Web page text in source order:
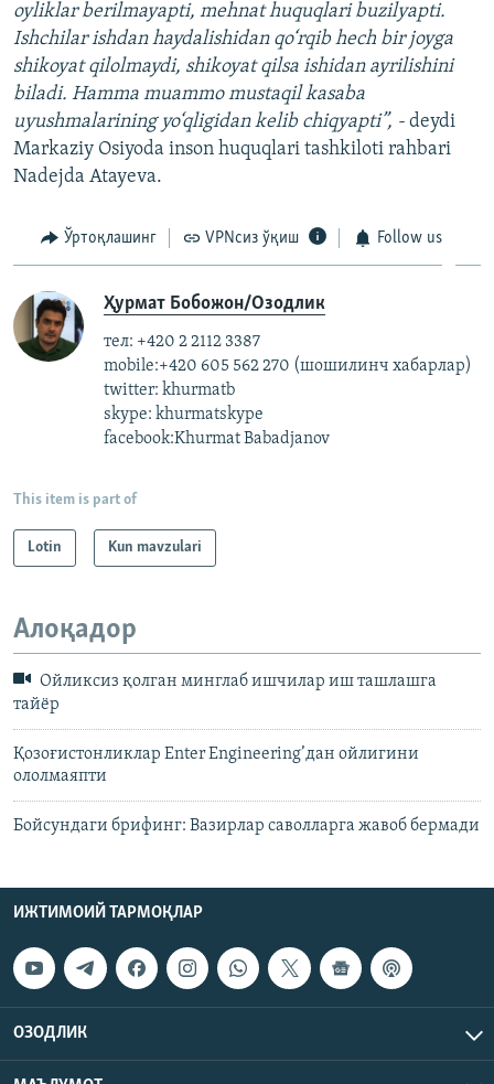
oyliklar berilmayapti, mehnat huquqlari buzilyapti.
Ishchilar ishdan haydalishidan qo‘rqib hech bir joyga
shikoyat qilolmaydi, shikoyat qilsa ishidan ayrilishini
biladi. Hamma muammo mustaqil kasaba
uyushmalarining yo‘qligidan kelib chiqyapti”, - deydi
Markaziy Osiyoda inson huquqlari tashkiloti rahbari
Nadejda Atayeva.
Ўртоқлашинг VPNсиз ўқиш Follow us
Ҳурмат Бобожон/Озодлик
тел: +420 2 2112 3387
mobile:+420 605 562 270 (шошилинч хабарлар)
twitter: khurmatb
skype: khurmatskype
facebook:Khurmat Babadjanov
This item is part of
Lotin Kun mavzulari
Алоқадор
Ойликсиз қолган минглаб ишчилар иш ташлашга
тайёр
Қозоғистонликлар Enter Engineering’дан ойлигини
ололмаяпти
Бойсундаги брифинг: Вазирлар саволларга жавоб бермади
ИЖТИМОИЙ ТАРМОҚЛАР
ОЗОДЛИК